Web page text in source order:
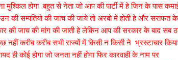
होगा बहुत से नेता जो आप की पार्टी में हे जिन के पास
सम्पतियो की जाच की जाये तो अरबो में होती हे और सराफत के
की जाच की मांग की जाती हे लेकिन आप की सरकार के बाद सब
नहीं करीब करीब सभी राज्यों में किसी न किसी ने भ्रस्टाचार किया
कोई होगा जो जनता नहीं होगा फिर कारवाही के नाम पर